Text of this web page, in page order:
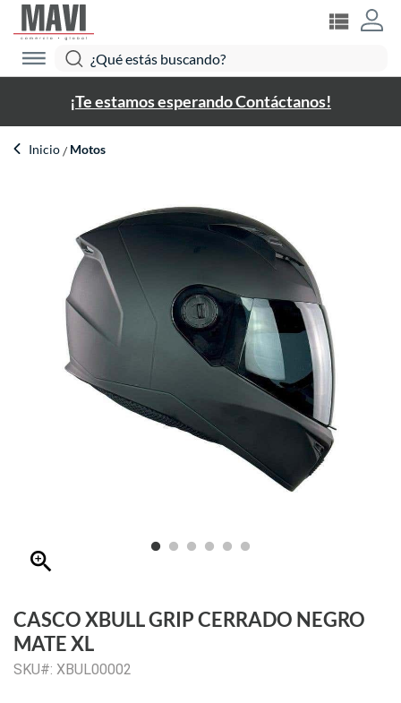
¡Te estamos esperando Contáctanos!
Inicio Motos
zoom_in
CASCO XBULL GRIP CERRADO NEGRO
MATE XL
SKU#: XBUL00002